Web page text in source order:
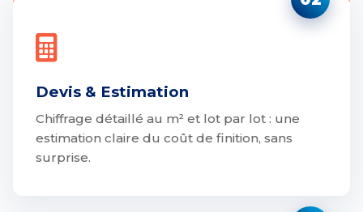
Devis & Estimation
Chiffrage détaillé au m² et lot par lot : une
estimation claire du coût de finition, sans
surprise.